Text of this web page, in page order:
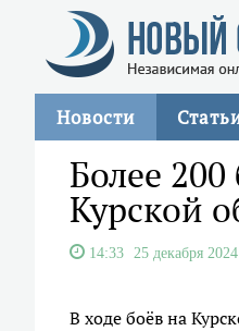
Новости
Более
Курской
14:33 25 декабря 2024
В ходе боёв на